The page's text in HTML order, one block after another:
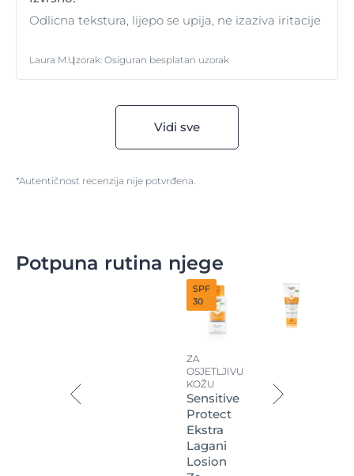
Odlicna tekstura, lijepo se upija, ne izaziva iritacije
Laura M. Uzorak: Osiguran besplatan uzorak
Vidi sve
*Autentičnost recenzija nije potvrđena.
Potpuna rutina njege
SPF
30
ZA
OSJETLJIVU
KOŽU
Sensitive
Protect
Ekstra
Lagani
Losion